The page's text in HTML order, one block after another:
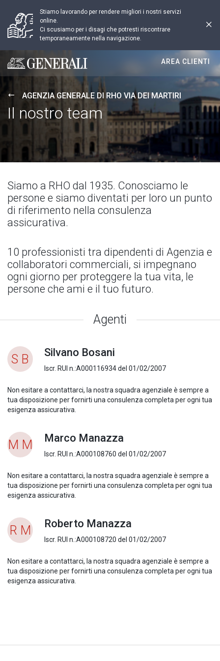
Stiamo lavorando per rendere migliori i nostri servizi
online.
Ci scusiamo per i disagi che potresti riscontrare
temporaneamente nella navigazione.
Generali logo
AREA CLIENTI
AGENZIA GENERALE DI RHO VIA DEI MARTIRI
Il nostro team
Siamo a RHO dal 1935. Conosciamo le
persone e siamo diventati per loro un punto
di riferimento nella consulenza
assicurativa.
10 professionisti tra dipendenti di Agenzia e
collaboratori commerciali, si impegnano
ogni giorno per proteggere la tua vita, le
persone che ami e il tuo futuro.
Agenti
S B Silvano Bosani
Iscr. RUI n.:A000116934 del 01/02/2007
Non esitare a contattarci, la nostra squadra agenziale è sempre a
tua disposizione per fornirti una consulenza completa per ogni tua
esigenza assicurativa.
M M Marco Manazza
Iscr. RUI n.:A000108760 del 01/02/2007
Non esitare a contattarci, la nostra squadra agenziale è sempre a
tua disposizione per fornirti una consulenza completa per ogni tua
esigenza assicurativa.
R M Roberto Manazza
Iscr. RUI n.:A000108720 del 01/02/2007
Non esitare a contattarci, la nostra squadra agenziale è sempre a
tua disposizione per fornirti una consulenza completa per ogni tua
esigenza assicurativa.